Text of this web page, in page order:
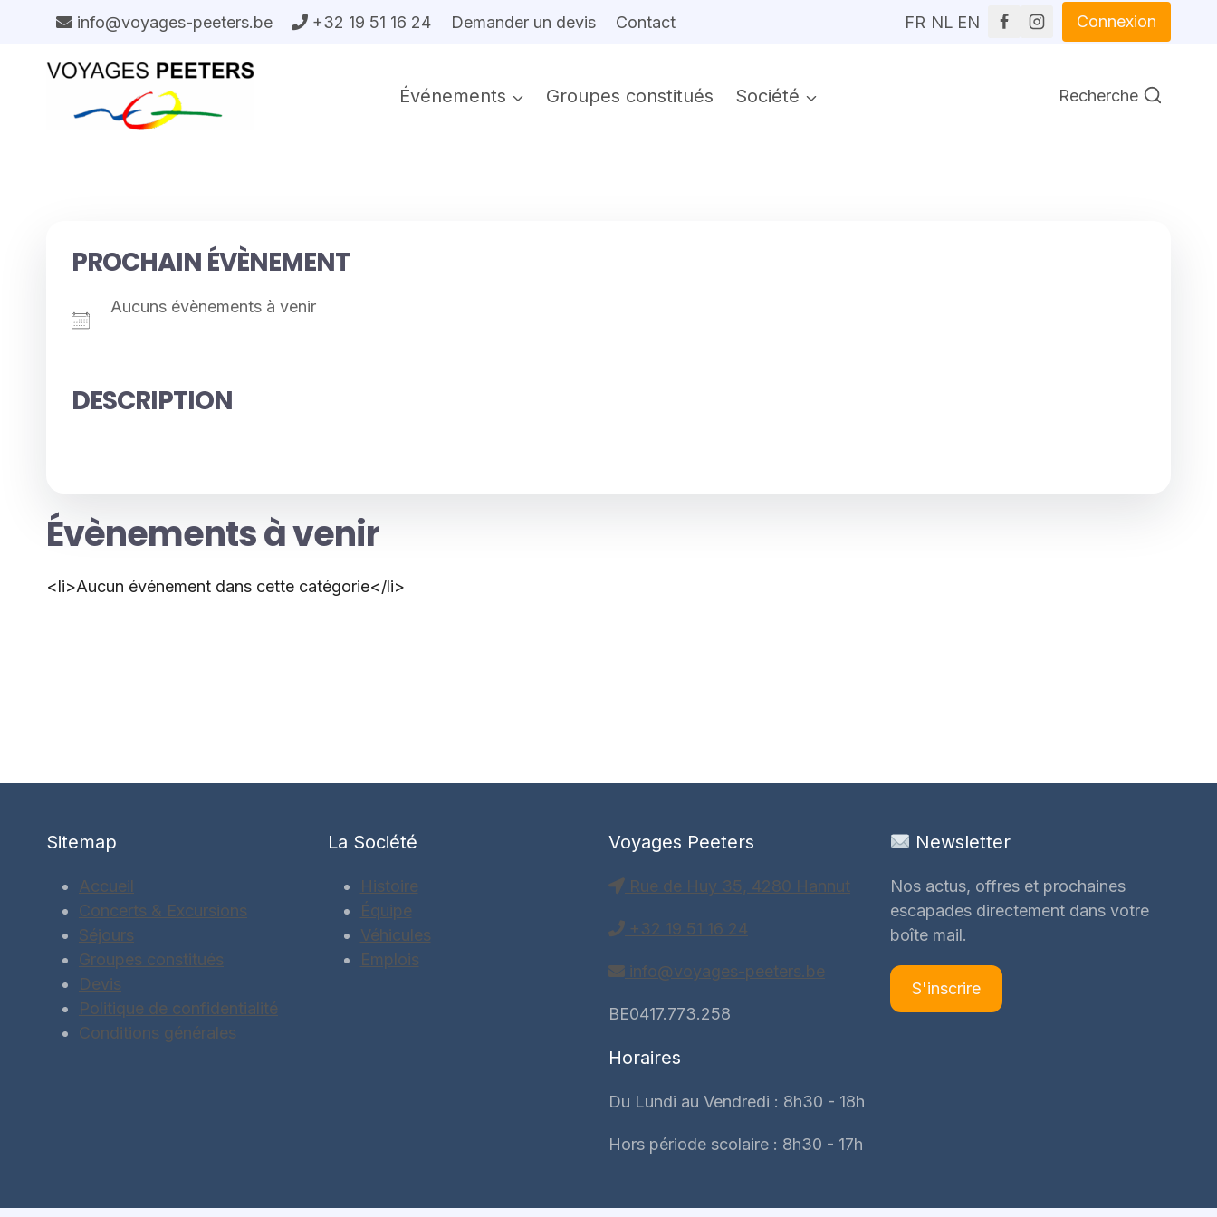
contenu
info@voyages-peeters.be +32 19 51 16 24 Demander un devis Contact FR NL EN Connexion
Événements Groupes constitués Société Recherche
PROCHAIN ÉVÈNEMENT
Aucuns évènements à venir
DESCRIPTION
Évènements à venir
<li>Aucun événement dans cette catégorie</li>
Sitemap
Accueil
Concerts & Excursions
Séjours
Groupes constitués
Devis
Politique de confidentialité
Conditions générales
La Société
Histoire
Équipe
Véhicules
Emplois
Voyages Peeters
Rue de Huy 35, 4280 Hannut
+32 19 51 16 24
info@voyages-peeters.be
BE0417.773.258
Horaires
Du Lundi au Vendredi : 8h30 - 18h
Hors période scolaire : 8h30 - 17h
Newsletter
Nos actus, offres et prochaines
escapades directement dans votre
boîte mail.
S'inscrire